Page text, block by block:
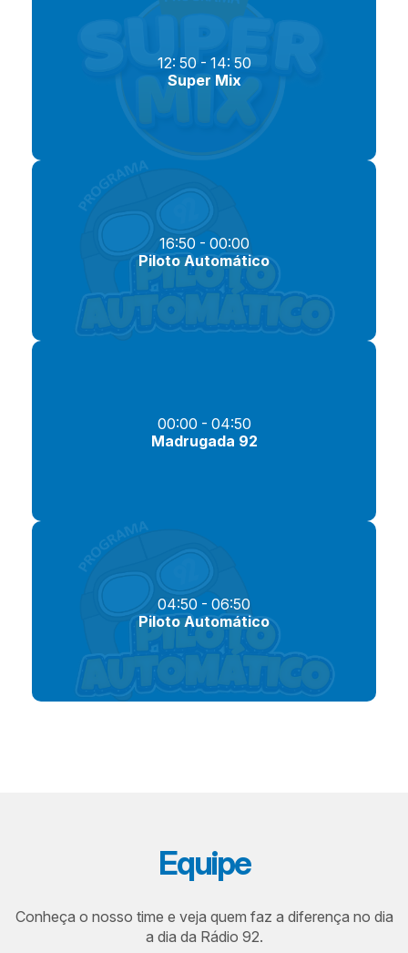
12: 50 - 14: 50
Super Mix
16:50 - 00:00
Piloto Automático
00:00 - 04:50
Madrugada 92
04:50 - 06:50
Piloto Automático
Equipe
Conheça o nosso time e veja quem faz a diferença no dia
a dia da Rádio 92.